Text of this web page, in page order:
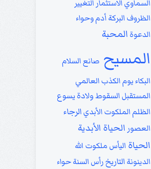
السماوي الاستثمار التغيير
الظروف البركة أدم وحواء
الدعوة المحبة
المسيح صانع السلام
البكاء يوم الكذب العالمي
المستقبل السقوطولادة يسوع
الظلم الملكوت الأبدي الرجاء
العصور الحياة الأبدية
الحياة اليأس ملكوت الله
الدينونة التاريخ رأس السنةحواء